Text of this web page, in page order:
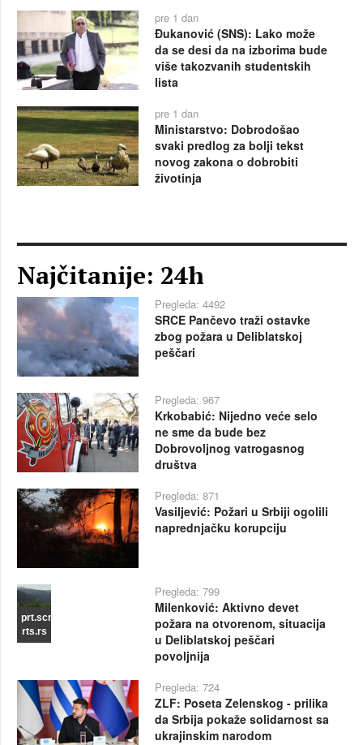
pre 1 dan
Đukanović (SNS): Lako može
da se desi da na izborima bude
više takozvanih studentskih
lista
pre 1 dan
Ministarstvo: Dobrodošao
svaki predlog za bolji tekst
novog zakona o dobrobiti
životinja
Najčitanije: 24h
Pregleda: 4492
SRCE Pančevo traži ostavke
zbog požara u Deliblatskoj
peščari
Pregleda: 967
Krkobabić: Nijedno veće selo
ne sme da bude bez
Dobrovoljnog vatrogasnog
društva
Pregleda: 871
Vasiljević: Požari u Srbiji ogolili
naprednjačku korupciju
prt.scr
rts.rs
Pregleda: 799
Milenković: Aktivno devet
požara na otvorenom, situacija
u Deliblatskoj peščari
povoljnija
Pregleda: 724
ZLF: Poseta Zelenskog - prilika
da Srbija pokaže solidarnost sa
ukrajinskim narodom